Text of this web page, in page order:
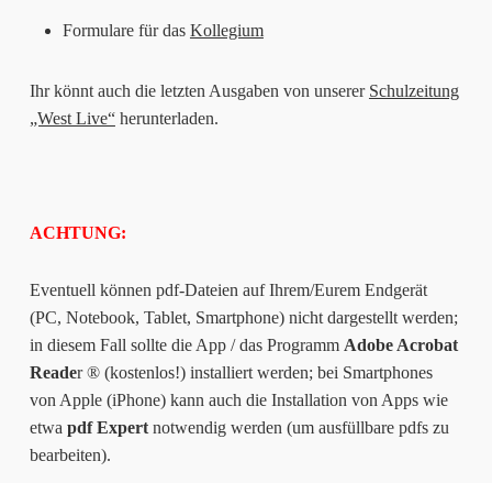
Formulare für das Kollegium
Ihr könnt auch die letzten Ausgaben von unserer Schulzeitung
„West Live“herunterladen.
ACHTUNG:
Eventuell können pdf-Dateien auf Ihrem/Eurem Endgerät
(PC, Notebook, Tablet, Smartphone) nicht dargestellt werden;
in diesem Fall sollte die App / das Programm Adobe Acrobat
Reader ® (kostenlos!) installiert werden; bei Smartphones
von Apple (iPhone) kann auch die Installation von Apps wie
etwa pdf Expertnotwendig werden (um ausfüllbare pdfs zu
bearbeiten).